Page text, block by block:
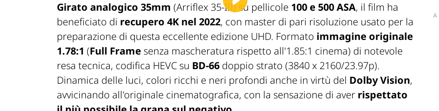
Girato analogico 35mm (Arriflex 35-III) su pellicole 100 e 500 ASA, il film ha
beneficiato di recupero 4K nel 2022, con master di pari risoluzione usato per la
preparazione di questa eccellente edizione UHD. Formato immagine originale
1.78:1 (Full Frame senza mascheratura rispetto all'1.85:1 cinema) di notevole
resa tecnica, codifica HEVC su BD-66 doppio strato (3840 x 2160/23.97p).
Dinamica delle luci, colori ricchi e neri profondi anche in virtù del Dolby Vision,
avvicinando all'originale cinematografica, con la sensazione di aver rispettato